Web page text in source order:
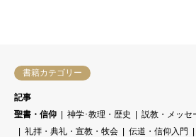
書籍カテゴリー
記事
聖書・信仰
神学･教理・歴史
説教・メッセ
礼拝・典礼・宣教・牧会
伝道・信仰入門